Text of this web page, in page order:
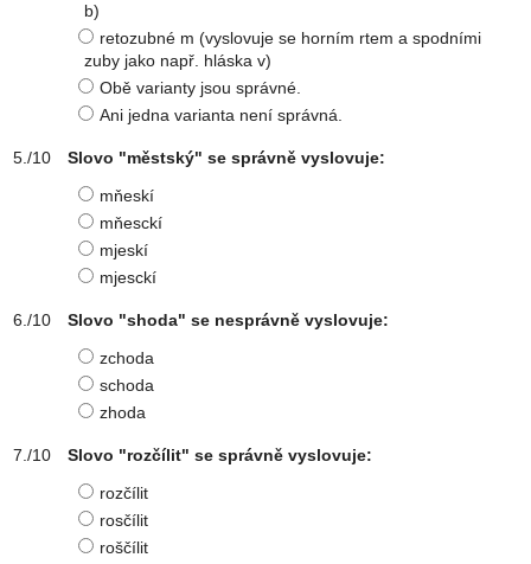
b)
retozubné m (vyslovuje se horním rtem a spodními
zuby jako např. hláska v)
Obě varianty jsou správné.
Ani jedna varianta není správná.
Slovo "městský" se správně vyslovuje:
mňeskí
mňesckí
mjeskí
mjesckí
Slovo "shoda" se nesprávně vyslovuje:
zchoda
schoda
zhoda
Slovo "rozčílit" se správně vyslovuje:
rozčílit
rosčílit
roščílit